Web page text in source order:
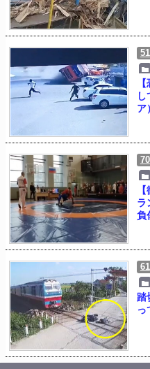
51
ア）
70
ラ
負
61
踏
っ